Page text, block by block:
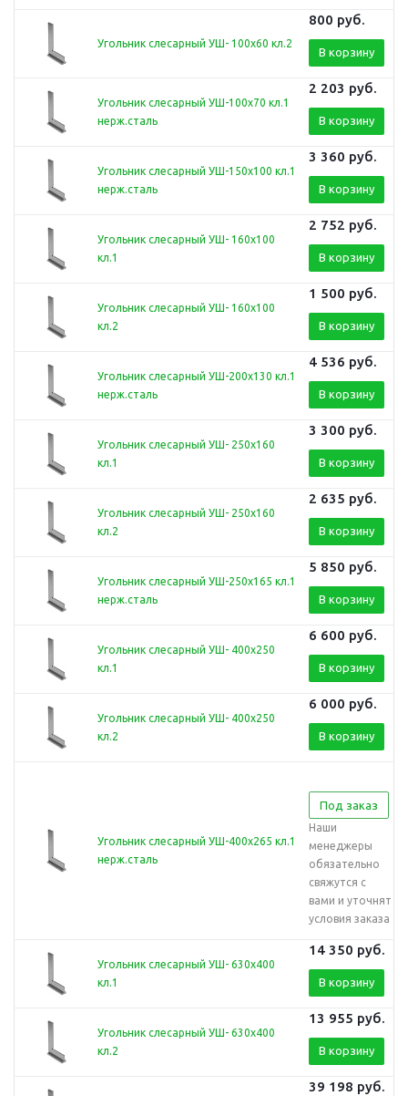
Угольник слесарный УШ- 100х60 кл.2
800 руб.
В корзину
Угольник слесарный УШ-100х70 кл.1
нерж.сталь
2 203 руб.
В корзину
Угольник слесарный УШ-150х100 кл.1
нерж.сталь
3 360 руб.
В корзину
Угольник слесарный УШ- 160х100
кл.1
2 752 руб.
В корзину
Угольник слесарный УШ- 160х100
кл.2
1 500 руб.
В корзину
Угольник слесарный УШ-200х130 кл.1
нерж.сталь
4 536 руб.
В корзину
Угольник слесарный УШ- 250х160
кл.1
3 300 руб.
В корзину
Угольник слесарный УШ- 250х160
кл.2
2 635 руб.
В корзину
Угольник слесарный УШ-250х165 кл.1
нерж.сталь
5 850 руб.
В корзину
Угольник слесарный УШ- 400х250
кл.1
6 600 руб.
В корзину
Угольник слесарный УШ- 400х250
кл.2
6 000 руб.
В корзину
Угольник слесарный УШ-400х265 кл.1
нерж.сталь
Под заказ
Наши
менеджеры
обязательно
свяжутся с
вами и уточнят
условия заказа
Угольник слесарный УШ- 630х400
кл.1
14 350 руб.
В корзину
Угольник слесарный УШ- 630х400
кл.2
13 955 руб.
В корзину
39 198 руб.